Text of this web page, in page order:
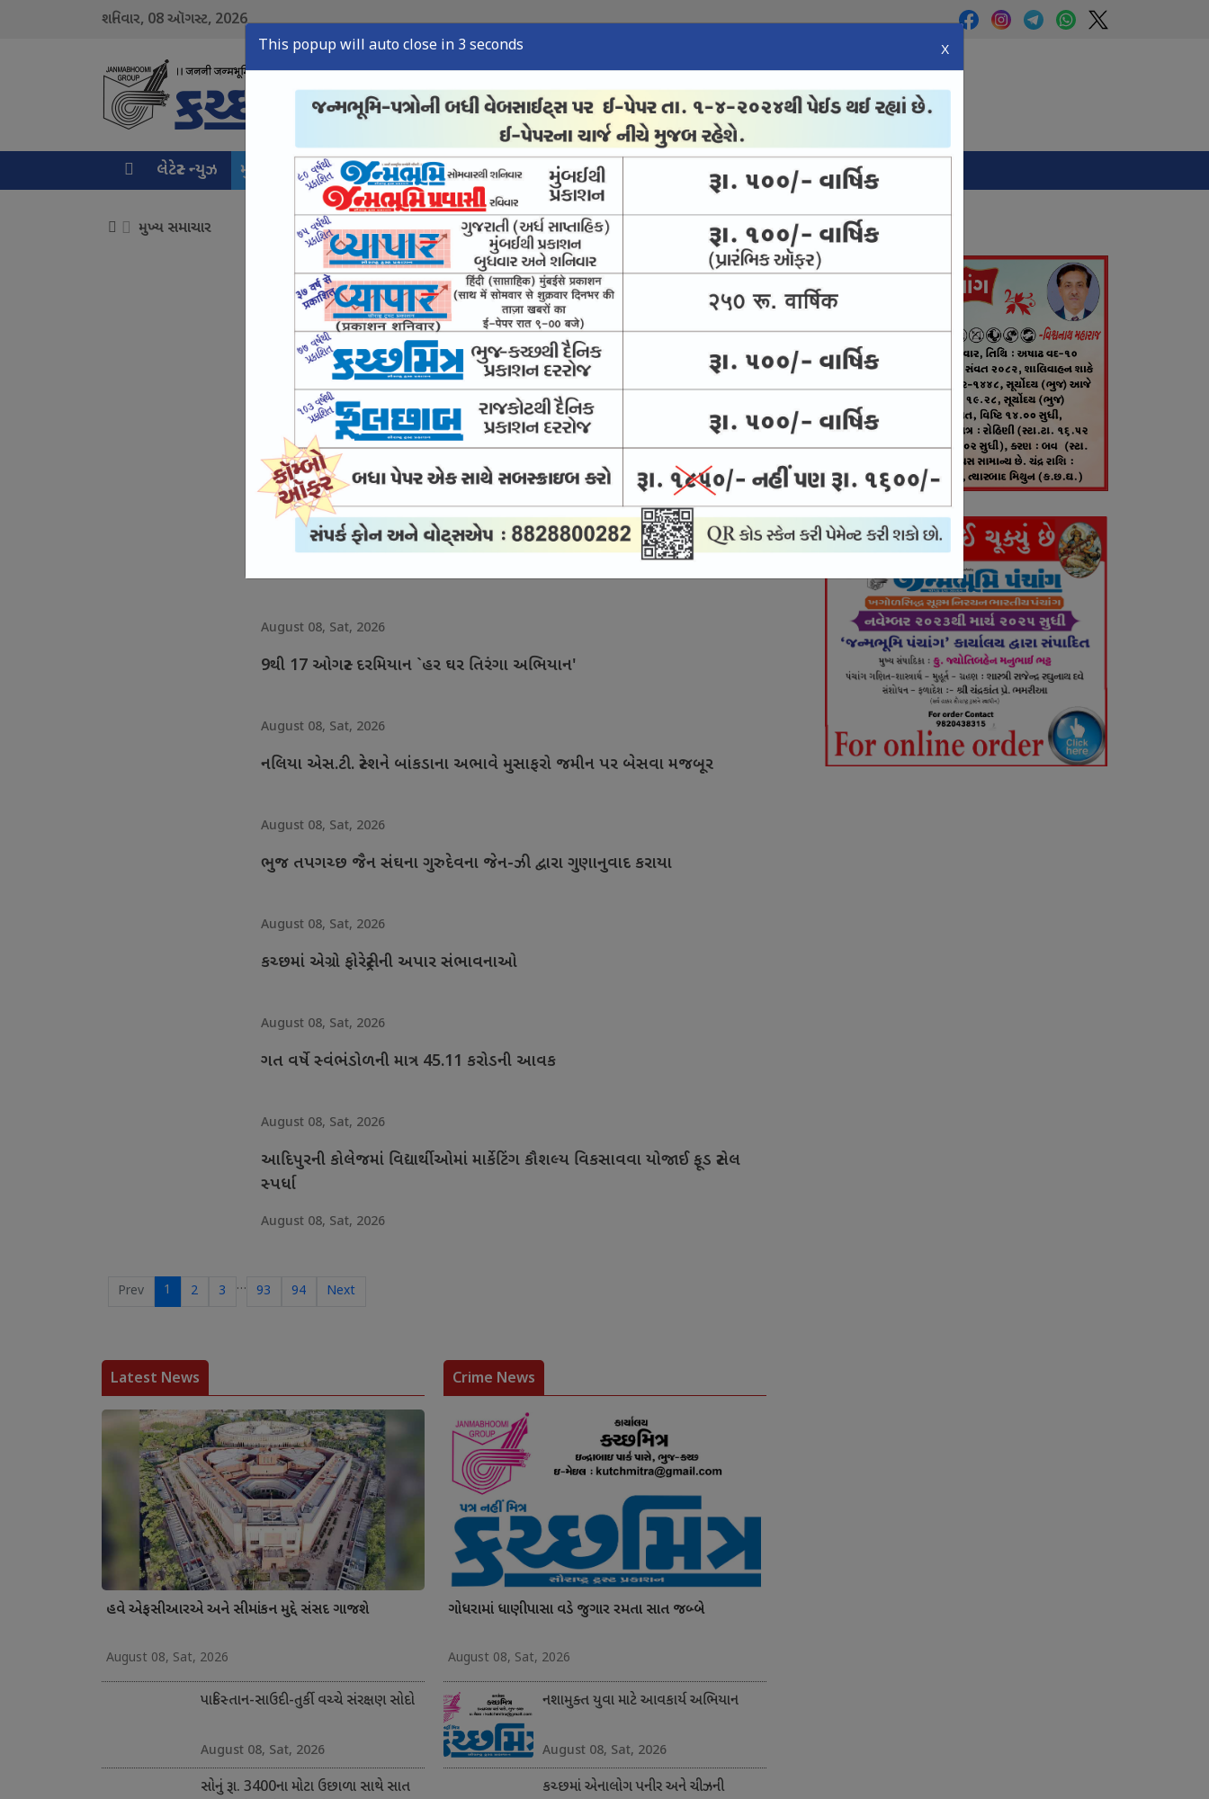
શનિવાર, 08ઑગસ્ટ, 2026
લેટેસ્ટ ન્યુઝ મુખ્ય સમાચાર ક્રાઇમ ન્યુઝ સ્પોર્ટ્સ ન્યુઝ તંત્રી લેખ ઈ-પેપર
This popup will auto close in 2 seconds X
મુખ્ય સમાચાર
વરસાદ બાદ ભોયડ કાંઠો સોળેકળાએ પાંગર્યો
August 08, Sat, 2026
કંડલા વિમાની સેવા વિસ્તરણ-યાત્રિક સુવિધાઓ વધારવા માંગ
August 08, Sat, 2026
સખી મંડળોને 14.05 કરોડની કેશ ક્રેડિટ લોન
August 08, Sat, 2026
August 08, Sat, 2026
9થી 17 ઓગસ્ટ દરમિયાન `હર ઘર તિરંગા અભિયાન'
August 08, Sat, 2026
નલિયા એસ.ટી. સ્ટેશને બાંકડાના અભાવે મુસાફરો જમીન પર બેસવા મજબૂર
August 08, Sat, 2026
ભુજ તપગચ્છ જૈન સંઘના ગુરુદેવના જેન-ઝી દ્વારા ગુણાનુવાદ કરાયા
August 08, Sat, 2026
કચ્છમાં એગ્રો ફોરેસ્ટ્રીની અપાર સંભાવનાઓ
August 08, Sat, 2026
ગત વર્ષે સ્વંભંડોળની માત્ર 45.11 કરોડની આવક
August 08, Sat, 2026
આદિપુરની કોલેજમાં વિદ્યાર્થીઓમાં માર્કેટિંગ કૌશલ્ય વિકસાવવા યોજાઈ ફૂડ સ્ટોલ
સ્પર્ધા
August 08, Sat, 2026
Prev 1 2 3 … 93 94 Next
Panchang
Latest News
હવે એફસીઆરએ અને સીમાંકન મુદ્દે સંસદ ગાજશે
August 08, Sat, 2026
પાકિસ્તાન-સાઉદી-તુર્કી વચ્ચે સંરક્ષણ સોદો
August 08, Sat, 2026
સોનું રૂા. 3400ના મોટા ઉછાળા સાથે સાત
Crime News
ગોધરામાં ધાણીપાસા વડે જુગાર રમતા સાત જબ્બે
August 08, Sat, 2026
નશામુક્ત યુવા માટે આવકાર્ય અભિયાન
August 08, Sat, 2026
કચ્છમાં એનાલોગ પનીર અને ચીઝની